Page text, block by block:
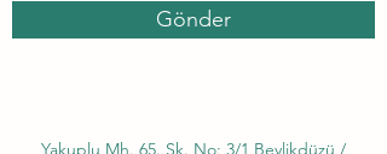
Yakuplu Mh. 65. Sk. No: 3/1 Beylikdüzü /
Gönder